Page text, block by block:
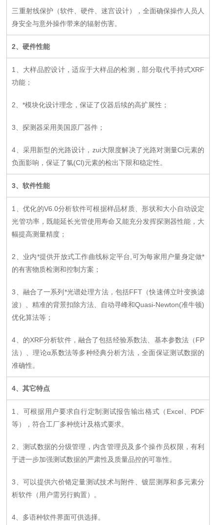
三重射线保护（软件、硬件、迷宫设计），全面确保操作人员人
身安全与意外操作带来的辐射伤害。
2、硬件性能
1
大样品腔设计，适应于大样品的检测，部分取代手持式XRF
功能；
2 、*模块化设计理念，保证了仪器后续的高扩展性 ；
3 、探测器采用美国原厂器件；
4 、采用新型的光路设计，zui大限度解决了光路对测量Cl元素的
负面影响，保证了氯(Cl)元素的检出下限和稳定性。
3、软件性能
1
、优化的V6.0分析软件可根据样品材质、形状和大小自动设定
光管功率，既能延长光管使用寿命又能充分发挥探测器性能，大
幅提高测量精度；
2 、业内*提供开放式工作曲线标定平台,可为每家用户量身定做*
的有害物质检测和控制方案；
3 、融合了一系列*光谱处理方法，包括FFT（快速傅立叶变换滤
波）、精准的背景扣除方法、 自动寻峰和Quasi-Newton(准牛顿)
优化算法等；
4
的XRF分析软件，融合了包括经验系数法、基本参数法（FP
法）、理论α系数法等多种经典分析方法，全面保证测试数据的
准确性。
4、其它特点
1
、可根据用户要求自行定制测试报告输出格式（Excel、PDF
等），符合工厂多种统计及格式要求。
2 、测试数据的分级管理 ，内含管理员及多个操作员权限，有利
于进一步加强测试数据的严肃性及质量品控的可靠性。
3 、可以提供六价铬定量测试技术与附件、镀层测厚和多元素分
析软件（用户需另行购置）。
4 、多语种软件界面可供选择。